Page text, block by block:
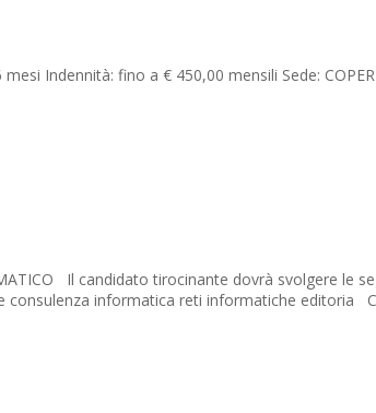
Indennità: fino a € 450,00 mensili Sede:
Il candidato tirocinante dovrà svolgere le
consulenza informatica reti informatiche editoria